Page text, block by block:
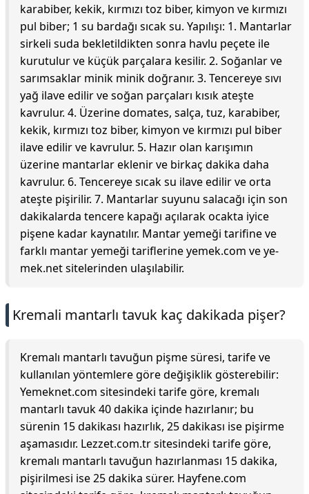
karabiber, kekik, kırmızı toz biber, kimyon ve kırmızı
pul biber; 1 su bardağı sıcak su. Yapılışı: 1. Mantarlar
sirkeli suda bekletildikten sonra havlu peçete ile
kurutulur ve küçük parçalara kesilir. 2. Soğanlar ve
sarımsaklar minik minik doğranır. 3. Tencereye sıvı
yağ ilave edilir ve soğan parçaları kısık ateşte
kavrulur. 4. Üzerine domates, salça, tuz, karabiber,
kekik, kırmızı toz biber, kimyon ve kırmızı pul biber
ilave edilir ve kavrulur. 5. Hazır olan karışımın
üzerine mantarlar eklenir ve birkaç dakika daha
kavrulur. 6. Tencereye sıcak su ilave edilir ve orta
ateşte pişirilir. 7. Mantarlar suyunu salacağı için son
dakikalarda tencere kapağı açılarak ocakta iyice
pişene kadar kaynatılır. Mantar yemeği tarifine ve
farklı mantar yemeği tariflerine yemek.com ve ye-
mek.net sitelerinden ulaşılabilir.
Kremali mantarlı tavuk kaç dakikada pişer?
Kremalı mantarlı tavuğun pişme süresi, tarife ve
kullanılan yöntemlere göre değişiklik gösterebilir:
Yemeknet.com sitesindeki tarife göre, kremalı
mantarlı tavuk 40 dakika içinde hazırlanır; bu
sürenin 15 dakikası hazırlık, 25 dakikası ise pişirme
aşamasıdır. Lezzet.com.tr sitesindeki tarife göre,
kremalı mantarlı tavuğun hazırlanması 15 dakika,
pişirilmesi ise 25 dakika sürer. Hayfene.com